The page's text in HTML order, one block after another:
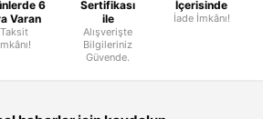
6
Varan
Taksit
Sertifikası
ile
Alışverişte
Bilgileriniz
Güvende.
İçerisinde
İade İmkânı!